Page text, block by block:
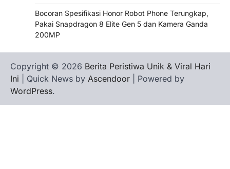
Bocoran Spesifikasi Honor Robot Phone Terungkap,
Pakai Snapdragon 8 Elite Gen 5 dan Kamera Ganda
200MP
Copyright © 2026 Berita Peristiwa Unik & Viral Hari
Ini | Quick News by Ascendoor | Powered by
WordPress.